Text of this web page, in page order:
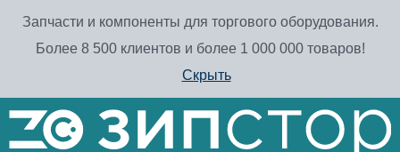
Запчасти и компоненты для торгового оборудования.
Более 8 500 клиентов и более 1 000 000 товаров!
Скрыть